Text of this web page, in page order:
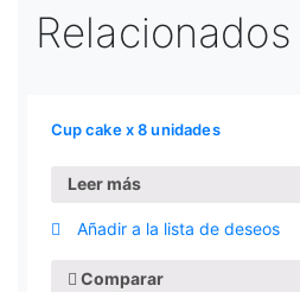
Relacionados
Cup cake x 8 unidades
Leer más
Añadir a la lista de deseos
Comparar